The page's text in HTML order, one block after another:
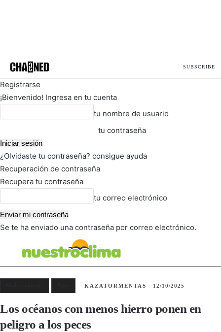
SUBSCRIBE
Registrarse
¡Bienvenido! Ingresa en tu cuenta
tu nombre de usuario
tu contraseña
¿Olvidaste tu contraseña? consigue ayuda
Recuperación de contraseña
Recupera tu contraseña
tu correo electrónico
Se te ha enviado una contraseña por correo electrónico.
KAZATORMENTAS 12/10/2025
Los océanos con menos hierro ponen en
peligro a los peces